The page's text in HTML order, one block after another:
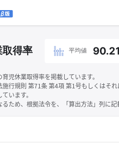
取得率 平均値
児休業取得率を掲載しています。
行規則 第71条 第4項 第1号もしくはそ
います。
るため、根拠法令を、「算出方法」列に